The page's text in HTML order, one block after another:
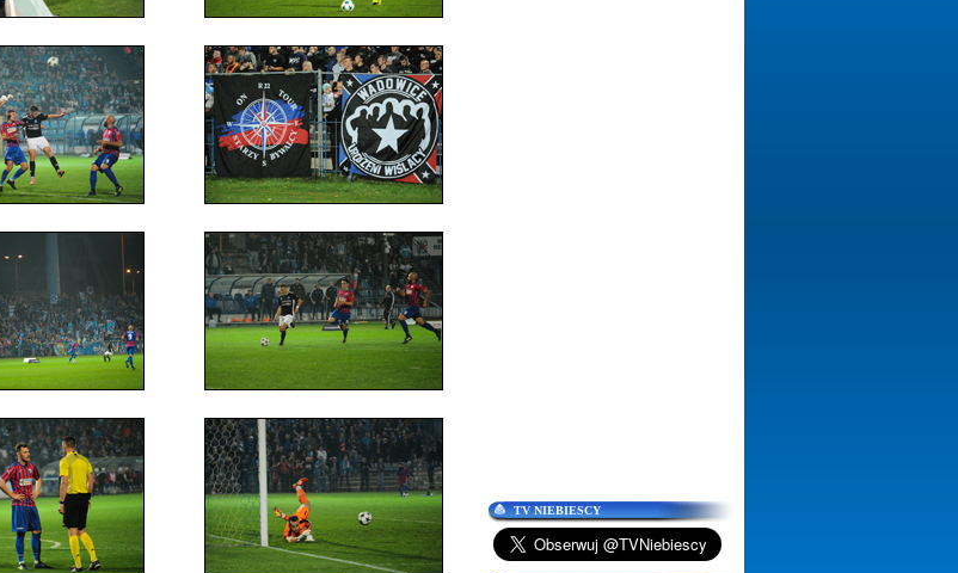
TV NIEBIESCY